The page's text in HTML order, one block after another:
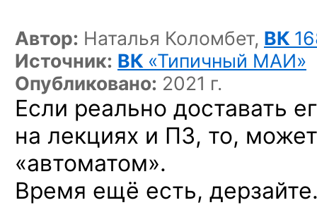
Автор: Наталья Коломбет, ВК
Источник: ВК «Типичный МАИ»
Опубликовано: 2021 г.
Если реально доставать
на лекциях и ПЗ, то,
«автоматом».
Время ещё есть,